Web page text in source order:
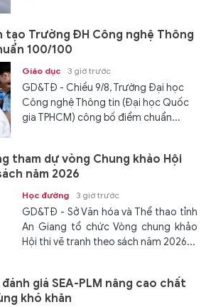
tạo Trường ĐH Công nghệ Thông
100/100
Giáo dục 3 giờ trước
GD&TĐ - Chiều 9/8, Trường Đại học
Công nghệ Thông tin (Đại học Quốc
gia TPHCM) công bố điểm chuẩn...
tham dự vòng Chung khảo Hội
năm 2026
Học đường 3 giờ trước
GD&TĐ - Sở Văn hóa và Thể thao tỉnh
An Giang tổ chức Vòng chung khảo
Hội thi vẽ tranh theo sách năm 2026...
giá SEA-PLM nâng cao chất
khó khăn